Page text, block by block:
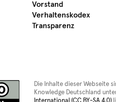
Vorstand
Verhaltenskodex
Transparenz
Die Inhalte dieser Webseite
Knowledge Deutschland